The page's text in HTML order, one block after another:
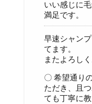
いい感じに
満足です。
早速シャン
てます。
またよろし
〇 希望通り
ただき、且
ても丁寧に